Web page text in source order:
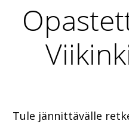
Tule jännittävälle